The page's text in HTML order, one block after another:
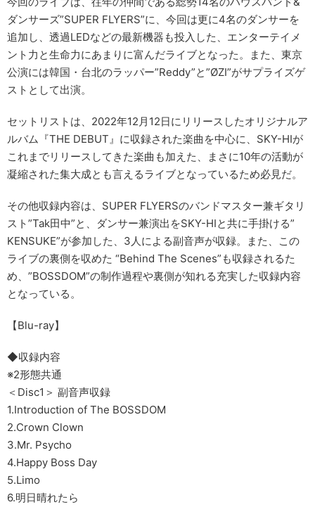
ダンサーズ”SUPER FLYERS”に、今回は更に4名のダンサーを
追加し、透過LEDなどの最新機器も投入した、エンターテイメ
ント力と生命力にあまりに富んだライブとなった。また、東京
公演には韓国・台北のラッパー”Reddy”と”ØZI”がサプライズゲ
ストとして出演。
セットリストは、2022年12月12日にリリースしたオリジナルア
ルバム『THE DEBUT』に収録された楽曲を中心に、SKY-HIが
これまでリリースしてきた楽曲も加えた、まさに10年の活動が
凝縮された集大成とも言えるライブとなっているため必見だ。
その他収録内容は、SUPER FLYERSのバンドマスター兼ギタリ
スト”Tak田中”と、ダンサー兼演出をSKY-HIと共に手掛ける”
KENSUKE”が参加した、3人による副音声が収録。また、この
ライブの裏側を収めた “Behind The Scenes”も収録されるた
め、”BOSSDOM”の制作過程や裏側が知れる充実した収録内容
となっている。
【Blu-ray】
◆収録内容
※2形態共通
＜Disc1＞ 副音声収録
1.Introduction of The BOSSDOM
2.Crown Clown
3.Mr. Psycho
4.Happy Boss Day
5.Limo
6.明日晴れたら